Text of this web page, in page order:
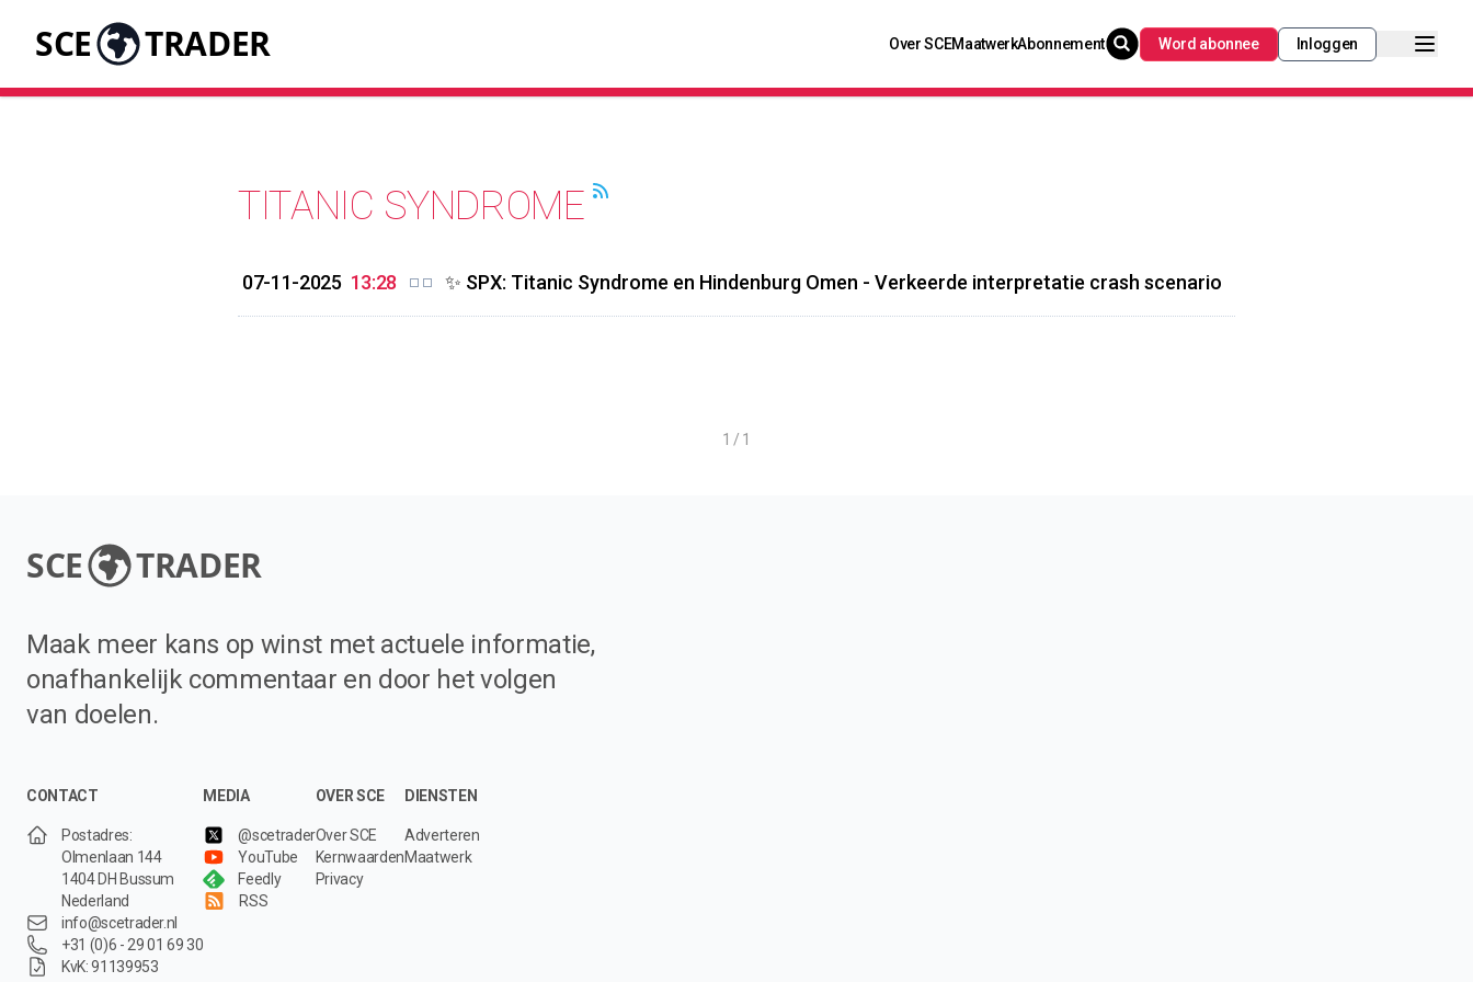
SCE TRADER Over SCEMaatwerkAbonnement Word abonnee Inloggen
TITANIC SYNDROME
07-11-2025 13:28 ✨ SPX: Titanic Syndrome en Hindenburg Omen - Verkeerde interpretatie crash scenario
1 / 1
SCE TRADER
Maak meer kans op winst met actuele informatie,
onafhankelijk commentaar en door het volgen
van doelen.
CONTACT
Postadres:
Olmenlaan 144
1404 DH Bussum
Nederland
info@scetrader.nl
+31 (0)6 - 29 01 69 30
KvK: 91139953
MEDIA
@scetrader
YouTube
Feedly
RSS
OVER SCE
Over SCE
Kernwaarden
Privacy
DIENSTEN
Adverteren
Maatwerk